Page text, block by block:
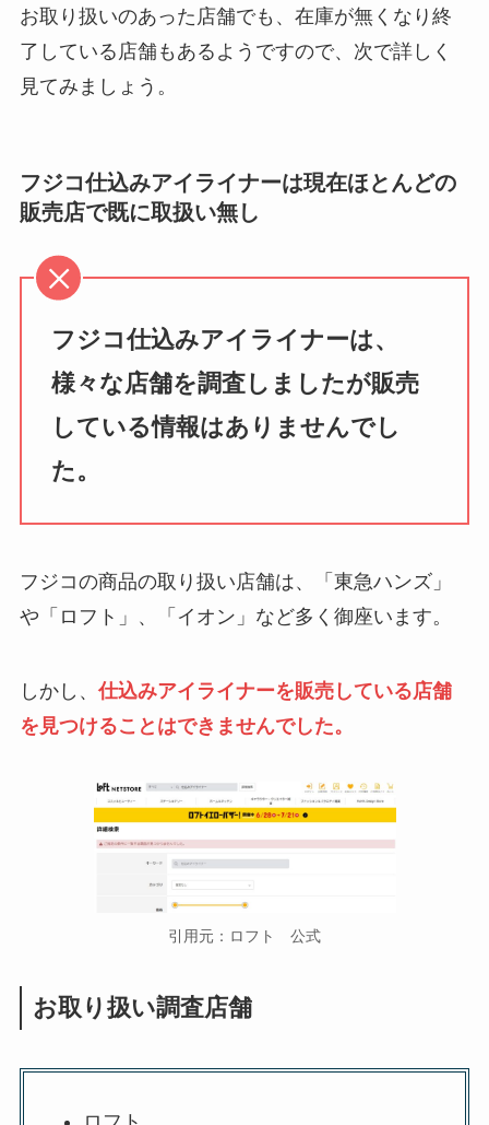
お取り扱いのあった店舗でも、在庫が無くなり終
了している店舗もあるようですので、次で詳しく
見てみましょう。
フジコ仕込みアイライナーは現在ほとんどの
販売店で既に取扱い無し
フジコ仕込みアイライナーは、
様々な店舗を調査しましたが販売
している情報はありませんでし
た。
フジコの商品の取り扱い店舗は、「東急ハンズ」
や「ロフト」、「イオン」など多く御座います。
しかし、 仕込みアイライナーを販売している店舗
を見つけることはできませんでした。
引用元：ロフト 公式
お取り扱い調査店舗